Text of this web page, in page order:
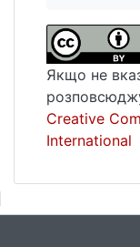
Якщо не
Creative
International